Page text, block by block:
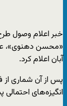
خبر اعلام وصول
آبان اعلام کرد.
پس از آن شماری از
انگیزه‌های